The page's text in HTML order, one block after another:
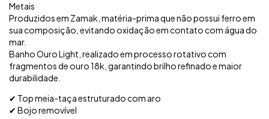
Metais
Produzidos em Zamak, matéria-prima que não possui ferro em
sua composição, evitando oxidação em contato com água do
mar.
Banho Ouro Light, realizado em processo rotativo com
fragmentos de ouro 18k, garantindo brilho refinado e maior
durabilidade.
✔ Top meia-taça estruturado com aro
✔ Bojo removível